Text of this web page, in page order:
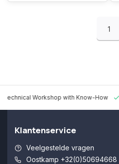
1
Technical Workshop with Know-How
Klantenservice
Veelgestelde vragen
Oostkamp +32(0)50694668